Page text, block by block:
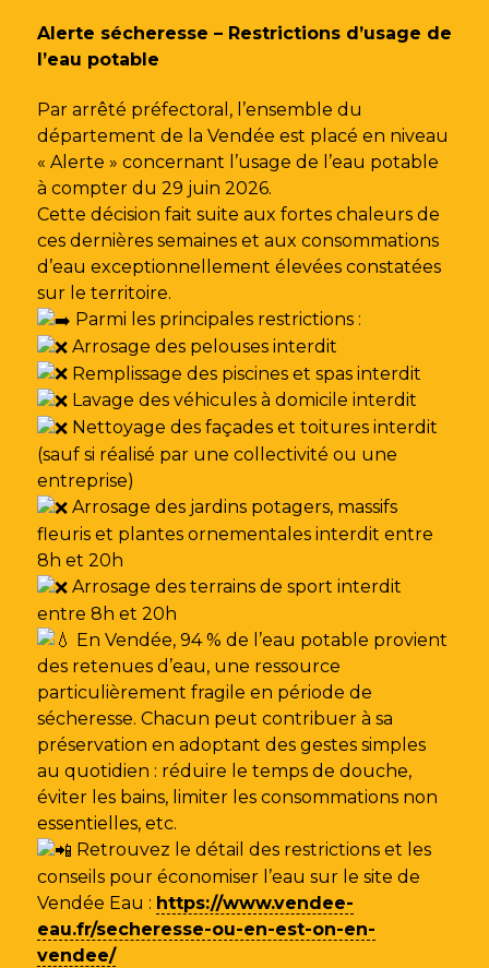
Alerte sécheresse – Restrictions d’usage de
l’eau potable
Par arrêté préfectoral, l’ensemble du
département de la Vendée est placé en niveau
« Alerte » concernant l’usage de l’eau potable
à compter du 29 juin 2026.
Cette décision fait suite aux fortes chaleurs de
ces dernières semaines et aux consommations
d’eau exceptionnellement élevées constatées
sur le territoire.
Parmi les principales restrictions :
Arrosage des pelouses interdit
Remplissage des piscines et spas interdit
Lavage des véhicules à domicile interdit
Nettoyage des façades et toitures interdit
(sauf si réalisé par une collectivité ou une
entreprise)
Arrosage des jardins potagers, massifs
fleuris et plantes ornementales interdit entre
8h et 20h
Arrosage des terrains de sport interdit
entre 8h et 20h
En Vendée, 94 % de l’eau potable provient
des retenues d’eau, une ressource
particulièrement fragile en période de
sécheresse. Chacun peut contribuer à sa
préservation en adoptant des gestes simples
au quotidien : réduire le temps de douche,
éviter les bains, limiter les consommations non
essentielles, etc.
Retrouvez le détail des restrictions et les
conseils pour économiser l’eau sur le site de
Vendée Eau : https://www.vendee-
eau.fr/secheresse-ou-en-est-on-en-
vendee/